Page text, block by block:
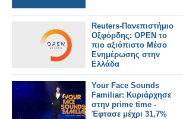
Reuters-Πανεπιστήμιο
Οξφόρδης: ΟPEN το
πιο αξιόπιστο Μέσο
Ενημέρωσης στην
Ελλάδα
Your Face Sounds
Familiar: Κυριάρχησε
στην prime time -
Έφτασε μέχρι 31,7%